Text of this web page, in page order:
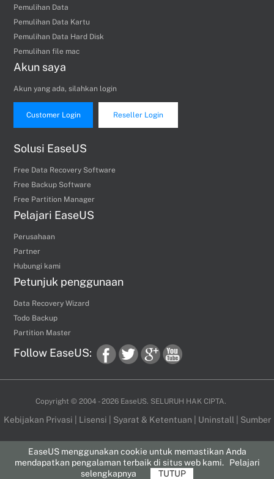
Pemulihan Data
Pemulihan Data Kartu
Pemulihan Data Hard Disk
Pemulihan file mac
Akun saya
Akun yang ada, silahkan login
Customer Login Reseller Login
Solusi EaseUS
Free Data Recovery Software
Free Backup Software
Free Partition Manager
Pelajari EaseUS
Perusahaan
Partner
Hubungi kami
Petunjuk penggunaan
Data Recovery Wizard
Todo Backup
Partition Master
Follow EaseUS:
fac
ebo
twi
tter
goo
gle
you
tub
Copyright © 2004 - 2026 EaseUS. SELURUH HAK CIPTA.
Kebijakan Privasi Lisensi Syarat & Ketentuan Uninstall Sumber
EaseUS menggunakan cookie untuk memastikan Anda
mendapatkan pengalaman terbaik di situs web kami. Pelajari
selengkapnya
TUTUP